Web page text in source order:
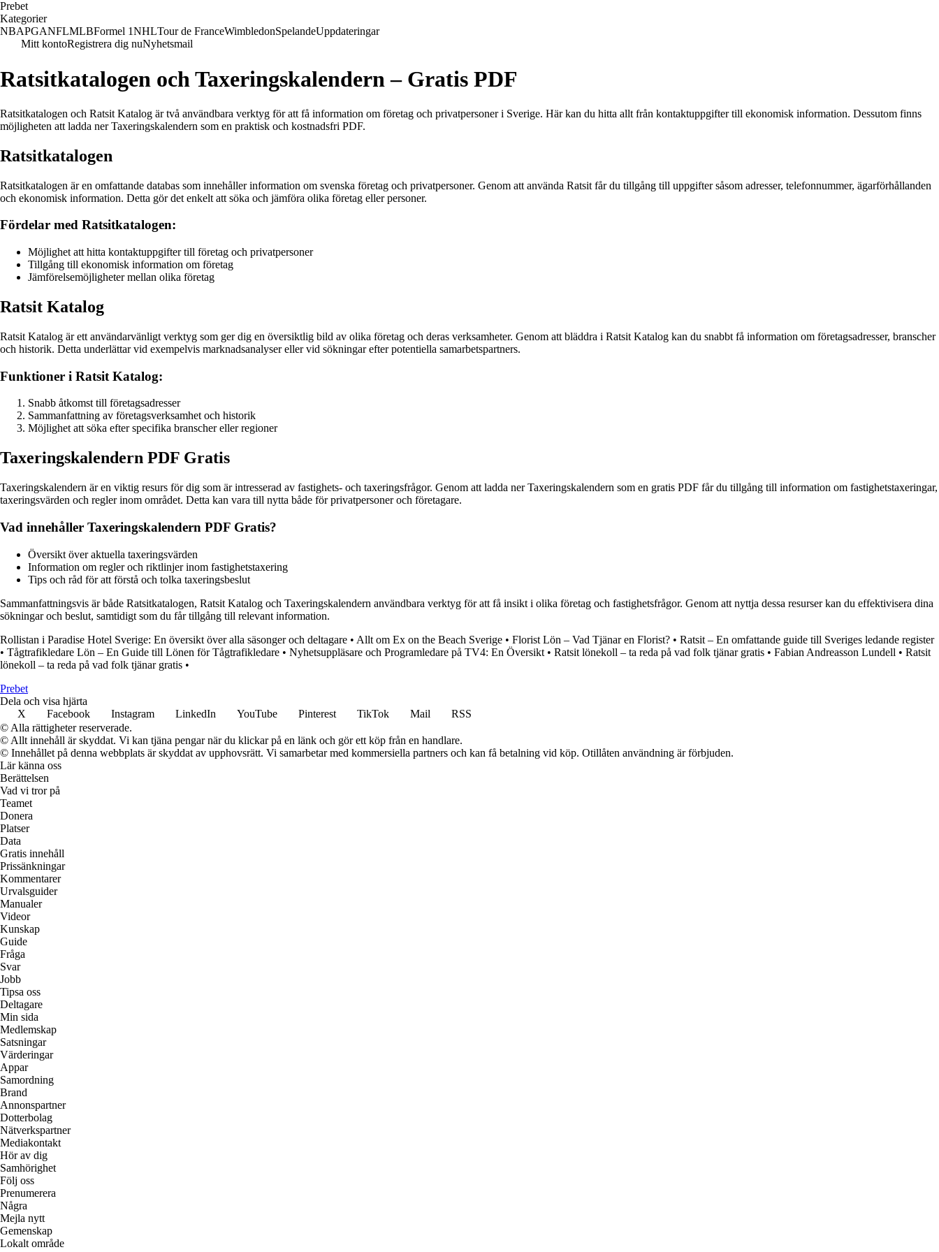
Prebet
Kategorier
NBAPGANFLMLBFormel 1NHLTour de FranceWimbledonSpelandeUppdateringar
Mitt kontoRegistrera dig nuNyhetsmail
Ratsitkatalogen och Taxeringskalendern – Gratis PDF
Ratsitkatalogen och Ratsit Katalog är två användbara verktyg för att få information om företag och privatpersoner i Sverige. Här kan du hitta allt från kontaktuppgifter till ekonomisk information. Dessutom finns
möjligheten att ladda ner Taxeringskalendern som en praktisk och kostnadsfri PDF.
Ratsitkatalogen
Ratsitkatalogen är en omfattande databas som innehåller information om svenska företag och privatpersoner. Genom att använda Ratsit får du tillgång till uppgifter såsom adresser, telefonnummer, ägarförhållanden
och ekonomisk information. Detta gör det enkelt att söka och jämföra olika företag eller personer.
Fördelar med Ratsitkatalogen:
Möjlighet att hitta kontaktuppgifter till företag och privatpersoner
Tillgång till ekonomisk information om företag
Jämförelsemöjligheter mellan olika företag
Ratsit Katalog
Ratsit Katalog är ett användarvänligt verktyg som ger dig en översiktlig bild av olika företag och deras verksamheter. Genom att bläddra i Ratsit Katalog kan du snabbt få information om företagsadresser, branscher
och historik. Detta underlättar vid exempelvis marknadsanalyser eller vid sökningar efter potentiella samarbetspartners.
Funktioner i Ratsit Katalog:
Snabb åtkomst till företagsadresser
Sammanfattning av företagsverksamhet och historik
Möjlighet att söka efter specifika branscher eller regioner
Taxeringskalendern PDF Gratis
Taxeringskalendern är en viktig resurs för dig som är intresserad av fastighets- och taxeringsfrågor. Genom att ladda ner Taxeringskalendern som en gratis PDF får du tillgång till information om fastighetstaxeringar,
taxeringsvärden och regler inom området. Detta kan vara till nytta både för privatpersoner och företagare.
Vad innehåller Taxeringskalendern PDF Gratis?
Översikt över aktuella taxeringsvärden
Information om regler och riktlinjer inom fastighetstaxering
Tips och råd för att förstå och tolka taxeringsbeslut
Sammanfattningsvis är både Ratsitkatalogen, Ratsit Katalog och Taxeringskalendern användbara verktyg för att få insikt i olika företag och fastighetsfrågor. Genom att nyttja dessa resurser kan du effektivisera dina
sökningar och beslut, samtidigt som du får tillgång till relevant information.
Rollistan i Paradise Hotel Sverige: En översikt över alla säsonger och deltagare • Allt om Ex on the Beach Sverige • Florist Lön – Vad Tjänar en Florist? • Ratsit – En omfattande guide till Sveriges ledande register
• Tågtrafikledare Lön – En Guide till Lönen för Tågtrafikledare • Nyhetsuppläsare och Programledare på TV4: En Översikt • Ratsit lönekoll – ta reda på vad folk tjänar gratis • Fabian Andreasson Lundell • Ratsit
lönekoll – ta reda på vad folk tjänar gratis •
Prebet
Dela och visa hjärta
X
Facebook Instagram LinkedIn YouTube Pinterest TikTok Mail
RSS
© Alla rättigheter reserverade.
© Allt innehåll är skyddat. Vi kan tjäna pengar när du klickar på en länk och gör ett köp från en handlare.
© Innehållet på denna webbplats är skyddat av upphovsrätt. Vi samarbetar med kommersiella partners och kan få betalning vid köp. Otillåten användning är förbjuden.
Lär känna oss
Berättelsen
Vad vi tror på
Teamet
Donera
Platser
Data
Gratis innehåll
Prissänkningar
Kommentarer
Urvalsguider
Manualer
Videor
Kunskap
Guide
Fråga
Svar
Jobb
Tipsa oss
Deltagare
Min sida
Medlemskap
Satsningar
Värderingar
Appar
Samordning
Brand
Annonspartner
Dotterbolag
Nätverkspartner
Mediakontakt
Hör av dig
Samhörighet
Följ oss
Prenumerera
Några
Mejla nytt
Gemenskap
Lokalt område